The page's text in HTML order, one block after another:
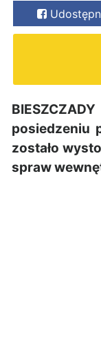
posiedzeniu
zostało
spraw